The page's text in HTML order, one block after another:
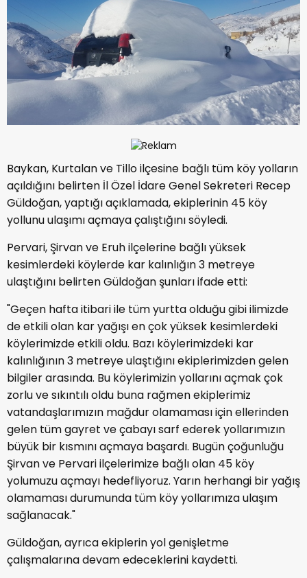
Baykan, Kurtalan ve Tillo ilçesine bağlı tüm köy yolların
açıldığını belirten İl Özel İdare Genel Sekreteri Recep
Güldoğan, yaptığı açıklamada, ekiplerinin 45 köy
yollunu ulaşımı açmaya çalıştığını söyledi.
Pervari, Şirvan ve Eruh ilçelerine bağlı yüksek
kesimlerdeki köylerde kar kalınlığın 3 metreye
ulaştığını belirten Güldoğan şunları ifade etti:
"Geçen hafta itibari ile tüm yurtta olduğu gibi ilimizde
de etkili olan kar yağışı en çok yüksek kesimlerdeki
köylerimizde etkili oldu. Bazı köylerimizdeki kar
kalınlığının 3 metreye ulaştığını ekiplerimizden gelen
bilgiler arasında. Bu köylerimizin yollarını açmak çok
zorlu ve sıkıntılı oldu buna rağmen ekiplerimiz
vatandaşlarımızın mağdur olamaması için ellerinden
gelen tüm gayret ve çabayı sarf ederek yollarımızın
büyük bir kısmını açmaya başardı. Bugün çoğunluğu
Şirvan ve Pervari ilçelerimize bağlı olan 45 köy
yolumuzu açmayı hedefliyoruz. Yarın herhangi bir yağış
olamaması durumunda tüm köy yollarımıza ulaşım
sağlanacak."
Güldoğan, ayrıca ekiplerin yol genişletme
çalışmalarına devam edeceklerini kaydetti.